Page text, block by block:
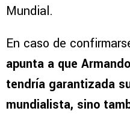
Mundial.
En caso de
apunta a que
tendría garantizada
mundialista, sino